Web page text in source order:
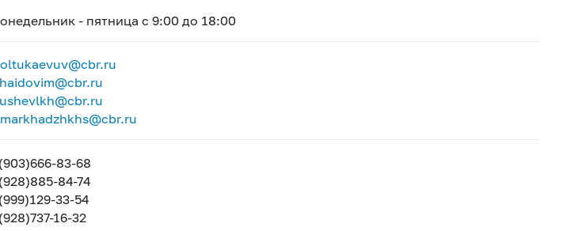
- пятница с 9:00 до 18:00
83-68
84-74
33-54
16-32